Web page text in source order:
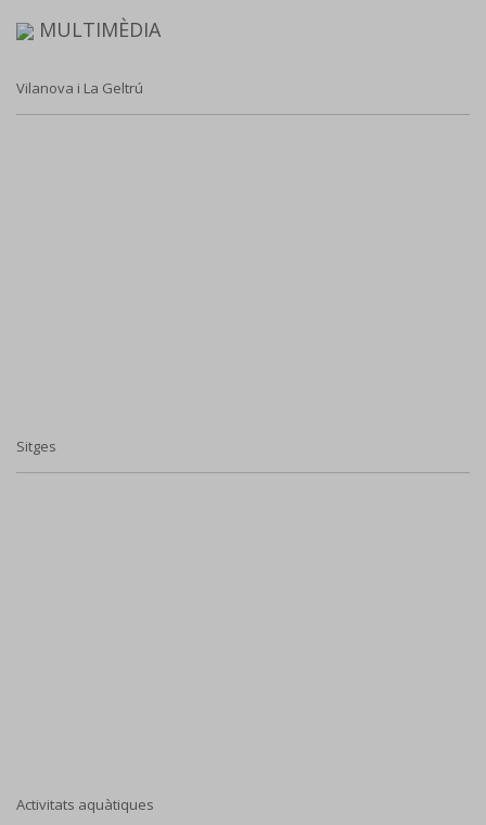
MULTIMÈDIA
Vilanova i La Geltrú
Sitges
Activitats aquàtiques